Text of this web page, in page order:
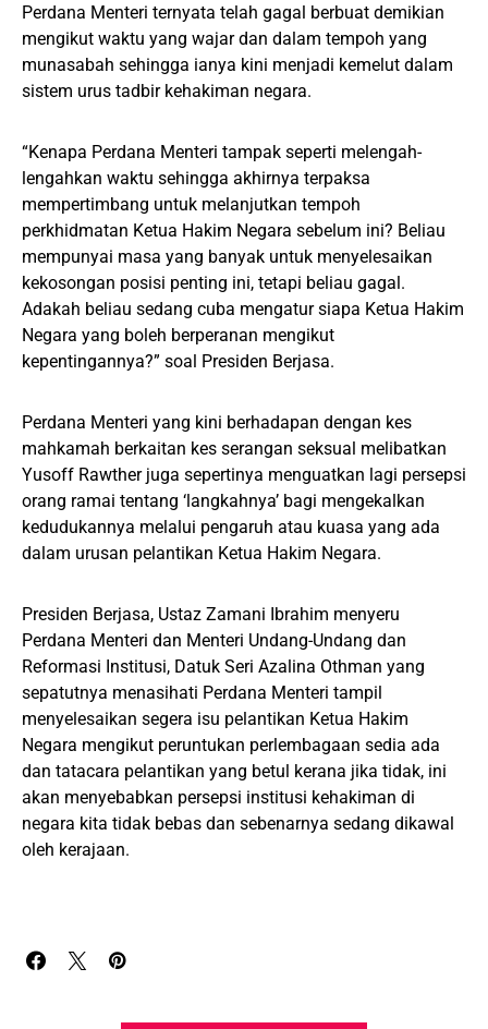
Perdana Menteri ternyata telah gagal berbuat demikian
mengikut waktu yang wajar dan dalam tempoh yang
munasabah sehingga ianya kini menjadi kemelut dalam
sistem urus tadbir kehakiman negara.
“Kenapa Perdana Menteri tampak seperti melengah-
lengahkan waktu sehingga akhirnya terpaksa
mempertimbang untuk melanjutkan tempoh
perkhidmatan Ketua Hakim Negara sebelum ini? Beliau
mempunyai masa yang banyak untuk menyelesaikan
kekosongan posisi penting ini, tetapi beliau gagal.
Adakah beliau sedang cuba mengatur siapa Ketua Hakim
Negara yang boleh berperanan mengikut
kepentingannya?” soal Presiden Berjasa.
Perdana Menteri yang kini berhadapan dengan kes
mahkamah berkaitan kes serangan seksual melibatkan
Yusoff Rawther juga sepertinya menguatkan lagi persepsi
orang ramai tentang ‘langkahnya’ bagi mengekalkan
kedudukannya melalui pengaruh atau kuasa yang ada
dalam urusan pelantikan Ketua Hakim Negara.
Presiden Berjasa, Ustaz Zamani Ibrahim menyeru
Perdana Menteri dan Menteri Undang-Undang dan
Reformasi Institusi, Datuk Seri Azalina Othman yang
sepatutnya menasihati Perdana Menteri tampil
menyelesaikan segera isu pelantikan Ketua Hakim
Negara mengikut peruntukan perlembagaan sedia ada
dan tatacara pelantikan yang betul kerana jika tidak, ini
akan menyebabkan persepsi institusi kehakiman di
negara kita tidak bebas dan sebenarnya sedang dikawal
oleh kerajaan.